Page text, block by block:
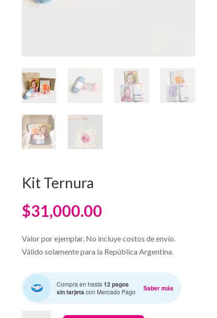
Kit Ternura
$31,000.00
Valor por ejemplar. No incluye costos de envío.
Válido solamente para la República Argentina.
Compra en hasta12 pagos
sin tarjetacon Mercado Pago Saber más